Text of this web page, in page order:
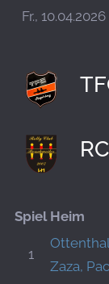
Fr.,
Spiel Heim
1
Zaza,